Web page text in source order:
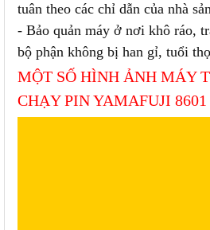
tuân theo các chỉ dẫn của nhà
- Bảo quản máy ở nơi khô ráo,
bộ phận không bị han gỉ, tuổi
MỘT SỐ HÌNH ẢNH MÁY
CHẠY PIN YAMAFUJI